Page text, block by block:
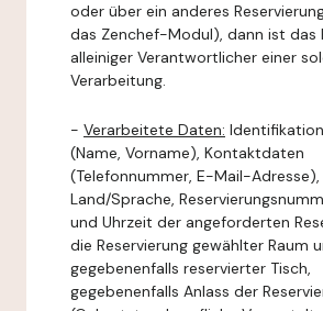
oder über ein anderes
das Zenchef-Modul), dann ist das
alleiniger Verantwortlicher einer
Verarbeitung.
- Verarbeitete Daten:
(Name, Vorname), Kontaktdaten
(Telefonnummer, E-Mail-Adresse),
Land/Sprache,
und Uhrzeit der angeforderten
die Reservierung gewählter Raum
gegebenenfalls reservierter Tisch,
gegebenenfalls Anlass der